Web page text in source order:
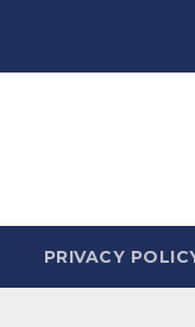
PRIVACY